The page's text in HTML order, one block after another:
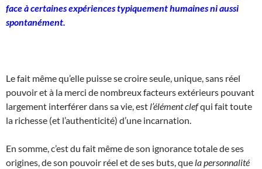
face à certaines expériences typiquement humaines ni aussi
spontanément.
Le fait même qu’elle puisse se croire seule, unique, sans réel
pouvoir et à la merci de nombreux facteurs extérieurs pouvant
largement interférer dans sa vie, est l’élément clefqui fait toute
la richesse (et l’authenticité) d’une incarnation.
En somme, c’est du fait même de son ignorance totale de ses
origines, de son pouvoir réel et de ses buts, que la personnalité